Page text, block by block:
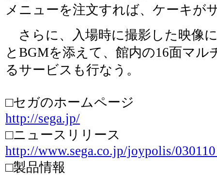
メニューを注文すれば、ケーキが
さらに、入場時に撮影した映像
とBGMを添えて、館内の16面マル
るサービスも行なう。
□セガのホームページ
http://sega.jp/
□ニュースリリース
http://www.sega.co.jp/joypolis/
□製品情報